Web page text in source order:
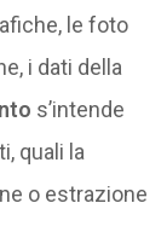
le foto
i dati della
s’intende
quali la
o estrazione